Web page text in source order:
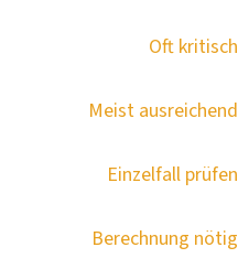
Oft kritisch
Meist ausreichend
Einzelfall prüfen
Berechnung nötig